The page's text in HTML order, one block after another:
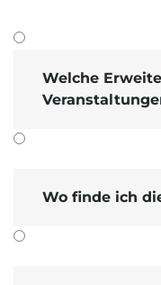
Welche
Wo finde ich